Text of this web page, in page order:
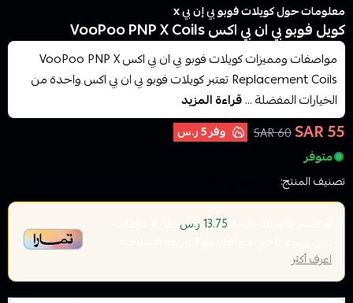
معلومات حول كويلات فوبو بي إن بي x
كويل فوبو بي ان بي اكس VooPoo PNP X Coils
مواصفات ومميزات كويلات فوبو بي ان بي اكس VooPoo PNP X
Replacement Coils تعتبر كويلات فوبو بي ان بي اكس واحدة من
الخيارات المفضلة ...قراءة المزيد
55 SAR
60 SAR وفر5 ر.س
متوفر
تصنيف المنتج:
13.75 ر.س
اعرف أكثر